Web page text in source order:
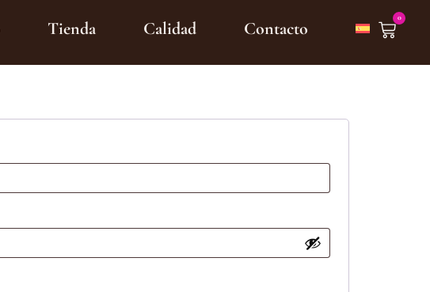
Tienda Calidad Contacto
0